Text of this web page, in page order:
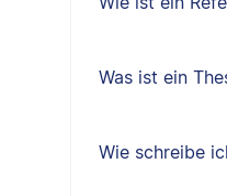
Was ist ein
Wie schreibe